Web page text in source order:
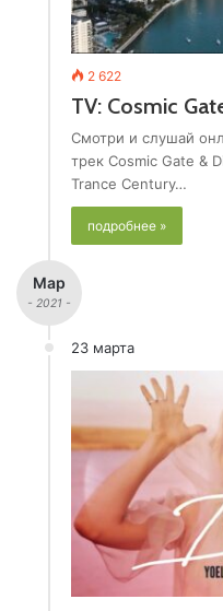
2 622
TV: Cosmic
Смотри и слушай
трек Cosmic Gate &
Trance Century…
подробнее »
Мар
- 2021 -
23 марта